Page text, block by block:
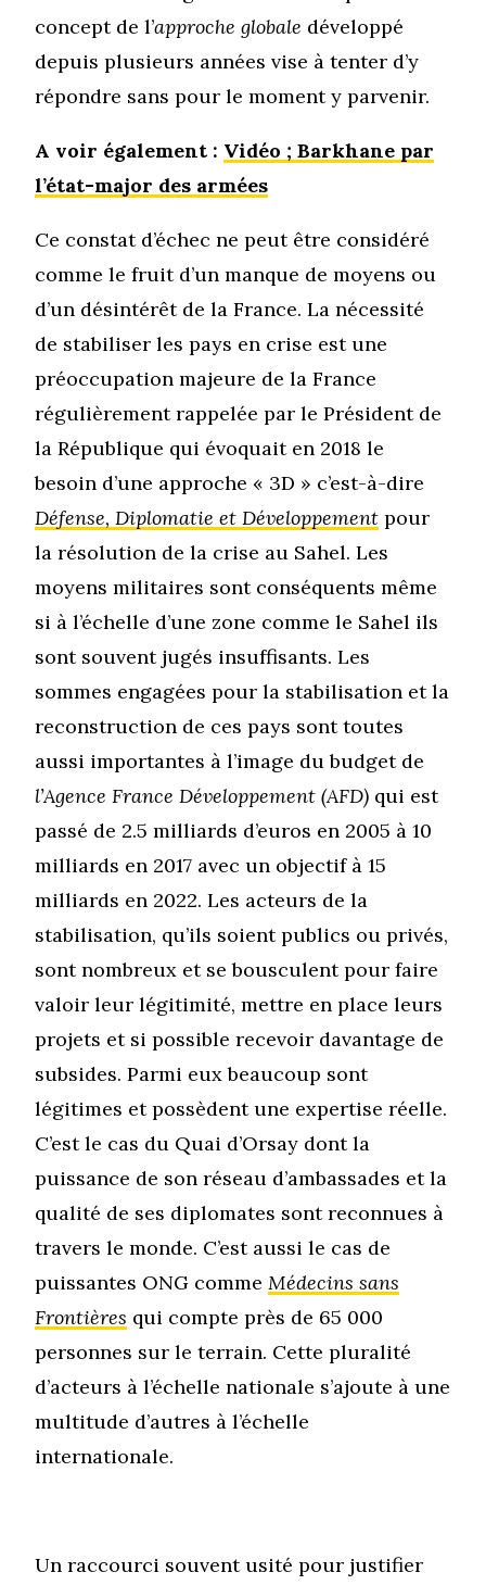
concept de l’approche globale développé
depuis plusieurs années vise à tenter d’y
répondre sans pour le moment y parvenir.
A voir également : Vidéo ; Barkhane par
l’état-major des armées
Ce constat d’échec ne peut être considéré
comme le fruit d’un manque de moyens ou
d’un désintérêt de la France. La nécessité
de stabiliser les pays en crise est une
préoccupation majeure de la France
régulièrement rappelée par le Président de
la République qui évoquait en 2018 le
besoin d’une approche « 3D » c’est-à-dire
Défense, Diplomatie et Développement pour
la résolution de la crise au Sahel. Les
moyens militaires sont conséquents même
si à l’échelle d’une zone comme le Sahel ils
sont souvent jugés insuffisants. Les
sommes engagées pour la stabilisation et la
reconstruction de ces pays sont toutes
aussi importantes à l’image du budget de
l’Agence France Développement (AFD) qui est
passé de 2.5 milliards d’euros en 2005 à 10
milliards en 2017 avec un objectif à 15
milliards en 2022. Les acteurs de la
stabilisation, qu’ils soient publics ou privés,
sont nombreux et se bousculent pour faire
valoir leur légitimité, mettre en place leurs
projets et si possible recevoir davantage de
subsides. Parmi eux beaucoup sont
légitimes et possèdent une expertise réelle.
C’est le cas du Quai d’Orsay dont la
puissance de son réseau d’ambassades et la
qualité de ses diplomates sont reconnues à
travers le monde. C’est aussi le cas de
puissantes ONG comme Médecins sans
Frontières qui compte près de 65 000
personnes sur le terrain. Cette pluralité
d’acteurs à l’échelle nationale s’ajoute à une
multitude d’autres à l’échelle
internationale.
Un raccourci souvent usité pour justifier